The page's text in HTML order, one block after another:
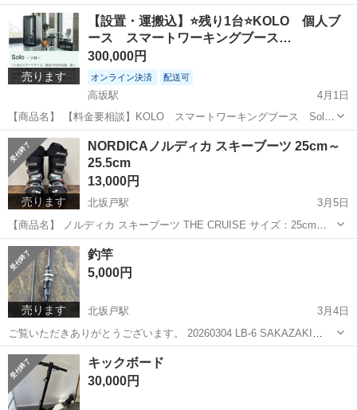
媒ガス ダイキン エアコンガス 型番：R-410A 未使用品 ※化粧箱に
は保管に伴う破損・汚れがございます。 画像と同デザインの...
埼玉 坂戸市 北坂戸駅 季節、空調家電
売ります
【設置・運搬込】⭐️残り1台⭐️KOLO 個人ブ
ース スマートワーキングブース…
300,000円
オンライン決済 配送可
高坂駅
4月1日
【商品名】 【料金要相談】KOLO スマートワーキングブース Solo
【詳細】 ご覧いただきありがとうございます。 KOLO製のスマートワ
ーキングブースが入荷いたしました！ 1人用のスマートサイズ。電
話...
埼玉 比企郡 高坂駅 オフィス用家具 Solo
売ります
NORDICAノルディカ スキーブーツ 25cm～
25.5cm
13,000円
北坂戸駅
3月5日
【商品名】 ノルディカ スキーブーツ THE CRUISE サイズ：25cm～
25.5cm 20260305 LA-9 【商品説明】 ノルディカのスキーブーツ
「THE CRUISE」です。 サイズは25cm～25.5cmで...
埼玉 坂戸市 北坂戸駅
売ります
釣竿
5,000円
北坂戸駅
3月4日
ご覧いただきありがとうございます。 20260304 LB-6 SAKAZAKI
165M 扱いやすい長さで、初心者の方からベテランの方まで幅広くお
使いいただけます。 ■ 全長：165M ■ 状態：目立つ傷や破損なし（...
埼玉 坂戸市 北坂戸駅
キックボード
30,000円